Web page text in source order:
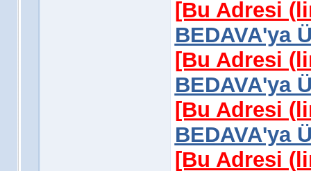
[Bu Adresi
BEDAVA'ya
[Bu Adresi
BEDAVA'ya
[Bu Adresi
BEDAVA'ya
[Bu Adresi